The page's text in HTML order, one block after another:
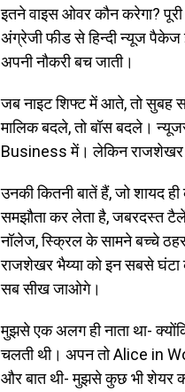
इतने वाइस ओवर कौन करेगा? पूरी
अंग्रेजी फीड से हिन्दी न्यूज पैकेज
अपनी नौकरी बच जाती।
जब नाइट शिफ्ट में आते, तो सुबह
मालिक बदले, तो बॉस बदले।
Business में। लेकिन राजशेखर
उनकी कितनी बातें हैं, जो शायद
समझौता कर लेता है, जबरदस्त
नॉलेज, स्क्रिल के सामने बच्चे
राजशेखर भैय्या को इन सबसे घंटा
सब सीख जाओगे।
मुझसे एक अलग ही नाता था-
चलती थी। अपन तो Alice in
और बात थी- मुझसे कुछ भी शेयर